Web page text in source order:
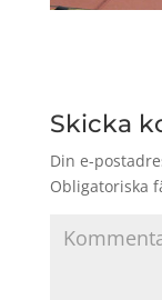
Skicka
Din e-
Obligatoriska